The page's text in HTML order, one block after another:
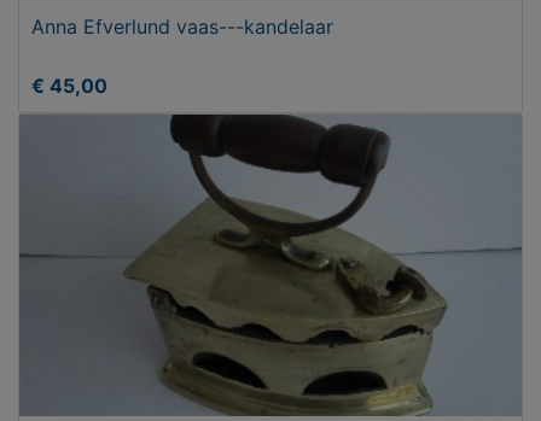
Anna Efverlund vaas---kandelaar
€ 45,00